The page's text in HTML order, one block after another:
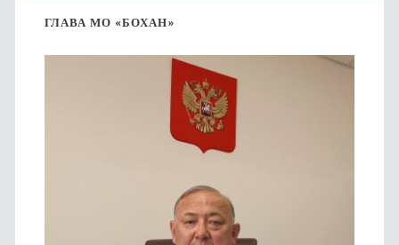
боковая
ГЛАВА МО «БОХАН»